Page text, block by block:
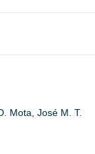
Mota, José M. T.